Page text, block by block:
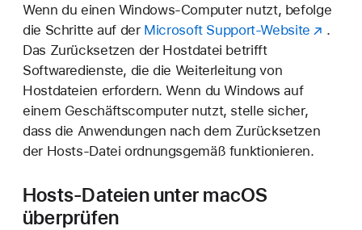
Wenn du einen Windows-Computer nutzt, befolge
die Schritte auf der Microsoft Support-Website
.
Das Zurücksetzen der Hostdatei betrifft
Softwaredienste, die die Weiterleitung von
Hostdateien erfordern. Wenn du Windows auf
einem Geschäftscomputer nutzt, stelle sicher,
dass die Anwendungen nach dem Zurücksetzen
der Hosts-Datei ordnungsgemäß funktionieren.
Hosts-Dateien unter macOS
überprüfen